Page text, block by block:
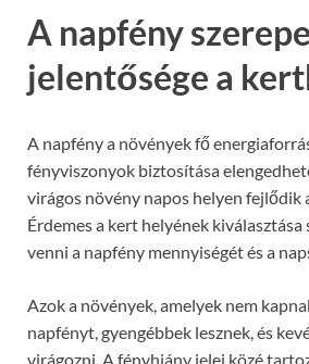
A napfény
jelentősége a
A napfény a növények fő
fényviszonyok biztosítása
virágos növény napos helyen fejlődik
Érdemes a kert helyének
venni a napfény mennyiségét és a
Azok a növények, amelyek nem
napfényt, gyengébbek lesznek, és
virágozni. A fényhiány jelei közé